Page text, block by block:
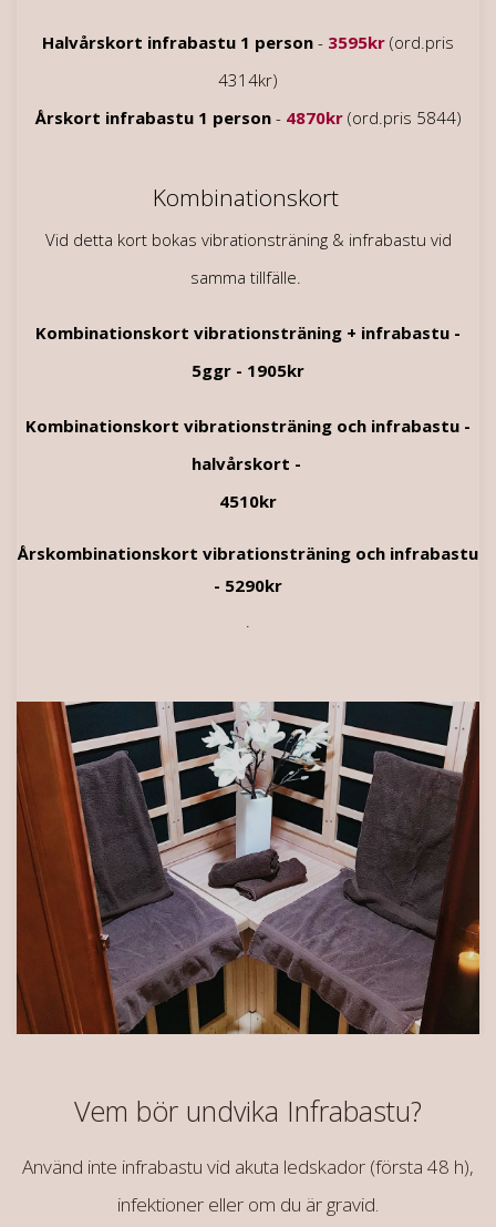
Halvårskort infrabastu 1 person - 3595kr (ord.pris
4314kr)
Årskort infrabastu 1 person- 4870kr(ord.pris 5844)
Kombinationskort
Vid detta kort bokas vibrationsträning & infrabastu vid
samma tillfälle.
Kombinationskort vibrationsträning + infrabastu -
5ggr - 1905kr
Kombinationskort vibrationsträning och infrabastu -
halvårskort -
4510kr
Årskombinationskort vibrationsträning och infrabastu
- 5290kr
.
Vem bör undvika Infrabastu?
Använd inte infrabastu vid akuta ledskador (första 48 h),
infektioner eller om du är gravid.